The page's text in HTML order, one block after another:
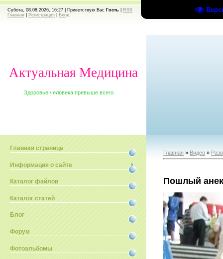
Субота, 08.08.2026, 16:27 | Приветствую Вас Гость
RSS
Главная
Регистрация Вход
Актуальная Медицина
Здоровье человека превыше всего.
Главная страница
Информация о сайте
Каталог файлов
Каталог статей
Блог
Форум
Фотоальбомы
Главная » Видео »
Пошлый